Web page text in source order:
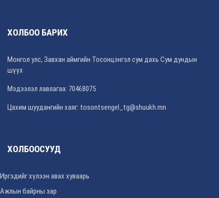
ХОЛБОО БАРИХ
Монгол улс, Завхан аймгийн Тосонцэнгэл сум дахь Сум дундын
шүүх
Мэдээлэл лавлагаа: 70468075
Цахим шуудангийн хаяг: tosontsengel_tg@shuukh.mn
ХОЛБООСУУД
Иргэдийг хүлээн авах хуваарь
Ажлын байрны зар